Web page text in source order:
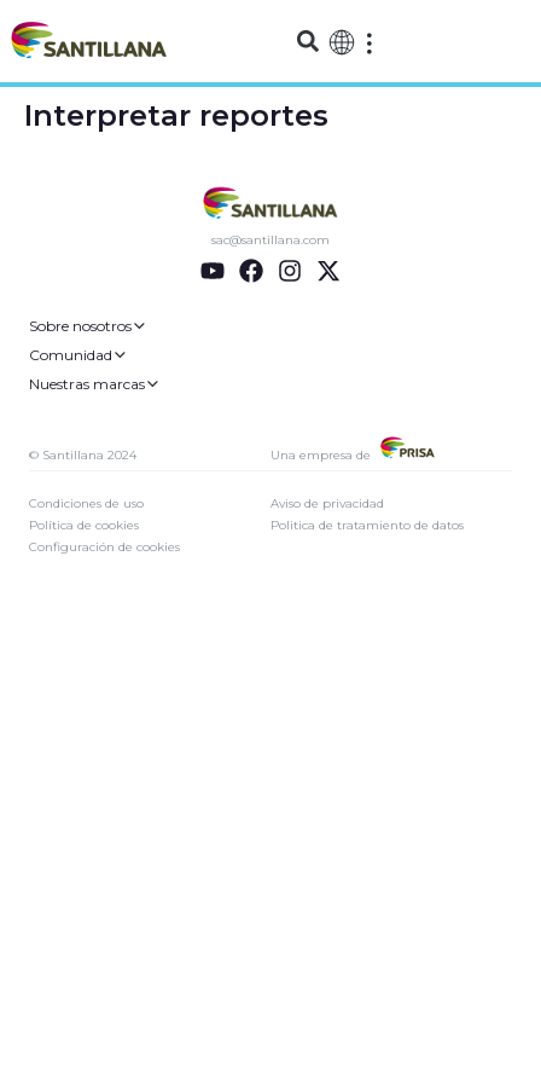
Interpretar reportes
sac@santillana.com
Sobre nosotros
Comunidad
Nuestras marcas
© Santillana 2024 Una empresa de
Condiciones de uso
Política de cookies
Configuración de cookies
Aviso de privacidad
Politica de tratamiento de datos